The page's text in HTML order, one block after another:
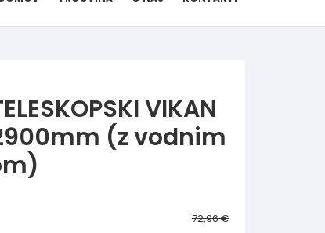
VIKAN
(z vodnim
72,96 €